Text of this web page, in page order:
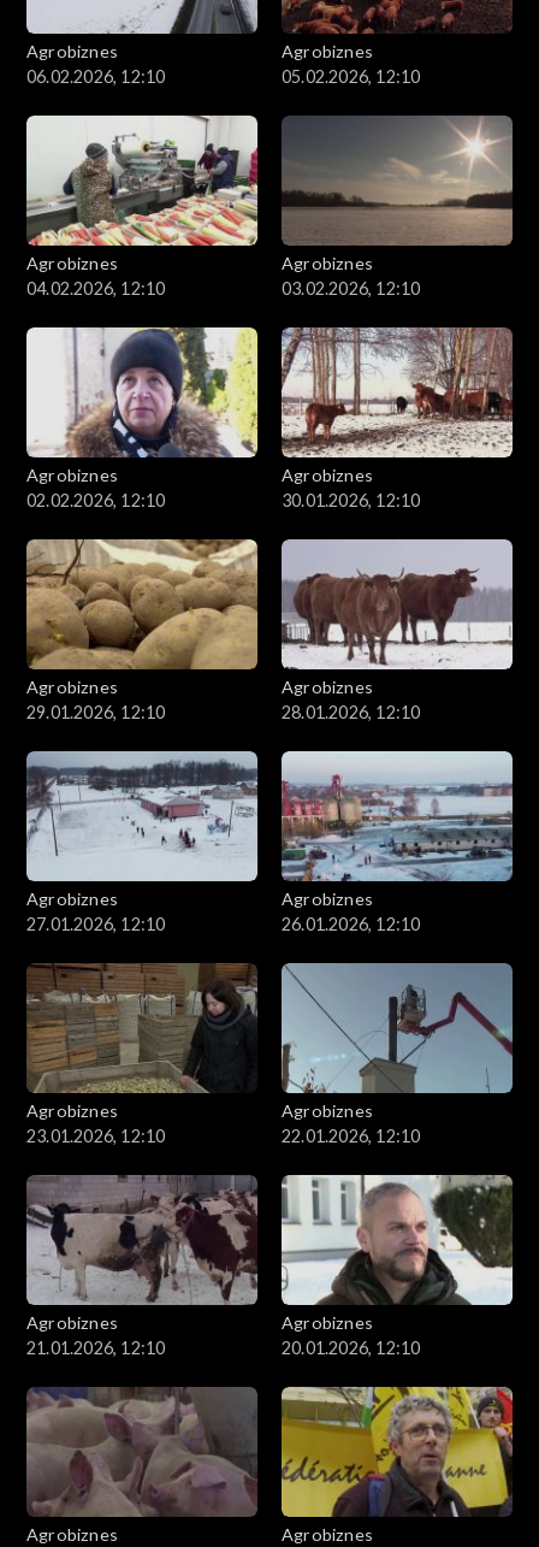
Agrobiznes
06.02.2026, 12:10
Agrobiznes
05.02.2026, 12:10
Agrobiznes
04.02.2026, 12:10
Agrobiznes
03.02.2026, 12:10
Agrobiznes
02.02.2026, 12:10
Agrobiznes
30.01.2026, 12:10
Agrobiznes
29.01.2026, 12:10
Agrobiznes
28.01.2026, 12:10
Agrobiznes
27.01.2026, 12:10
Agrobiznes
26.01.2026, 12:10
Agrobiznes
23.01.2026, 12:10
Agrobiznes
22.01.2026, 12:10
Agrobiznes
21.01.2026, 12:10
Agrobiznes
20.01.2026, 12:10
Agrobiznes
Agrobiznes